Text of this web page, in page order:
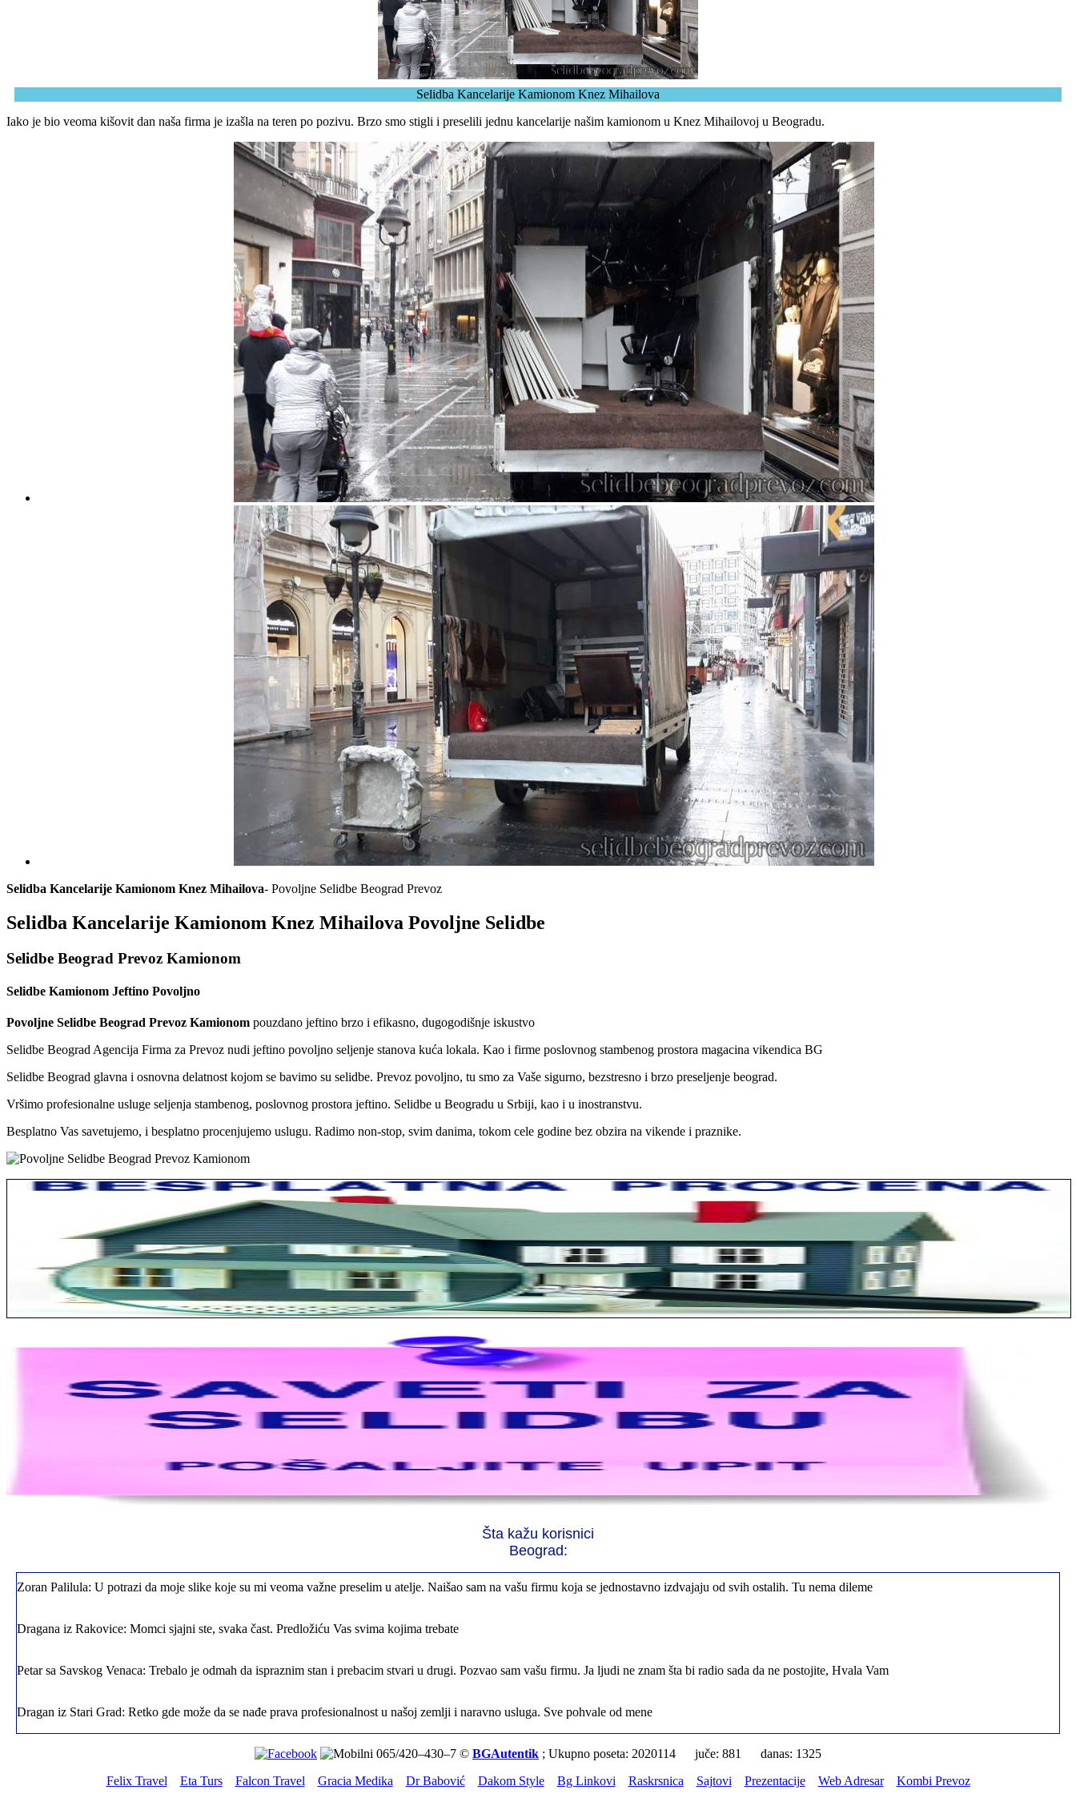
Selidba Kancelarije Kamionom Knez Mihailova
Iako je bio veoma kišovit dan naša firma je izašla na teren po pozivu. Brzo smo stigli i preselili jednu kancelarije našim kamionom u Knez Mihailovoj u Beogradu.
Selidba Kancelarije Kamionom Knez Mihailova- Povoljne Selidbe Beograd Prevoz
Selidba Kancelarije Kamionom Knez Mihailova Povoljne Selidbe
Selidbe Beograd Prevoz Kamionom
Selidbe Kamionom Jeftino Povoljno
Povoljne Selidbe Beograd Prevoz Kamionom pouzdano jeftino brzo i efikasno, dugogodišnje iskustvo
Selidbe Beograd Agencija Firma za Prevoz nudi jeftino povoljno seljenje stanova kuća lokala. Kao i firme poslovnog stambenog prostora magacina vikendica BG
Selidbe Beograd glavna i osnovna delatnost kojom se bavimo su selidbe. Prevoz povoljno, tu smo za Vaše sigurno, bezstresno i brzo preseljenje beograd.
Vršimo profesionalne usluge seljenja stambenog, poslovnog prostora jeftino. Selidbe u Beogradu u Srbiji, kao i u inostranstvu.
Besplatno Vas savetujemo, i besplatno procenjujemo uslugu. Radimo non-stop, svim danima, tokom cele godine bez obzira na vikende i praznike.
Šta kažu korisnici
Beograd:
Zoran Palilula: U potrazi da moje slike koje su mi veoma važne preselim u atelje. Naišao sam na vašu firmu koja se jednostavno izdvajaju od svih ostalih. Tu nema dileme
065/420–430–7 © BGAutentik ; Ukupno poseta: 2020114 juče: 881 danas: 1325
Felix Travel
Eta Turs Falcon Travel Gracia Medika Dr Babović Dakom Style Bg Linkovi Raskrsnica Sajtovi Prezentacije Web Adresar Kombi Prevoz